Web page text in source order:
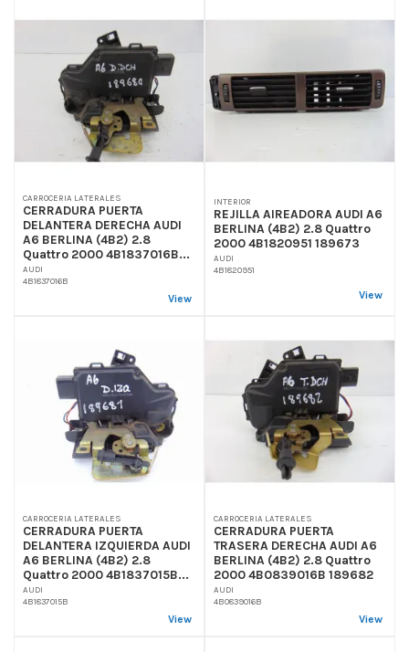
CARROCERIA LATERALES
CERRADURA PUERTA
DELANTERA DERECHA AUDI
A6 BERLINA (4B2) 2.8
Quattro 2000 4B1837016B...
AUDI
4B1837016B
View
INTERIOR
REJILLA AIREADORA AUDI A6
BERLINA (4B2) 2.8 Quattro
2000 4B1820951 189673
AUDI
4B1820951
View
CARROCERIA LATERALES
CERRADURA PUERTA
DELANTERA IZQUIERDA AUDI
A6 BERLINA (4B2) 2.8
Quattro 2000 4B1837015B...
AUDI
4B1837015B
View
CARROCERIA LATERALES
CERRADURA PUERTA
TRASERA DERECHA AUDI A6
BERLINA (4B2) 2.8 Quattro
2000 4B0839016B 189682
AUDI
4B0839016B
View